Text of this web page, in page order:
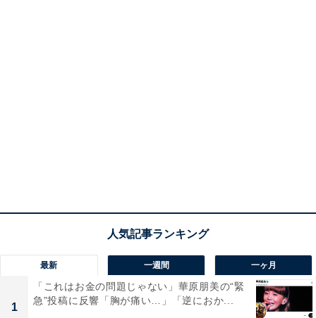
最新 一週間 一ヶ月
1
「これはお金の問題じゃない」華原朋美の“緊
急”投稿に反響「胸が痛い…」「逆におか...